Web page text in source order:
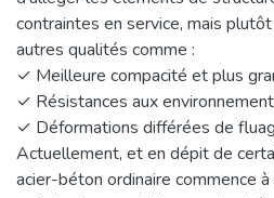
contraintes en service, mais
autres qualités comme :
✓ Meilleure compacité et plus
✓ Résistances aux
✓ Déformations différées de
Actuellement, et en dépit de
acier-béton ordinaire commence